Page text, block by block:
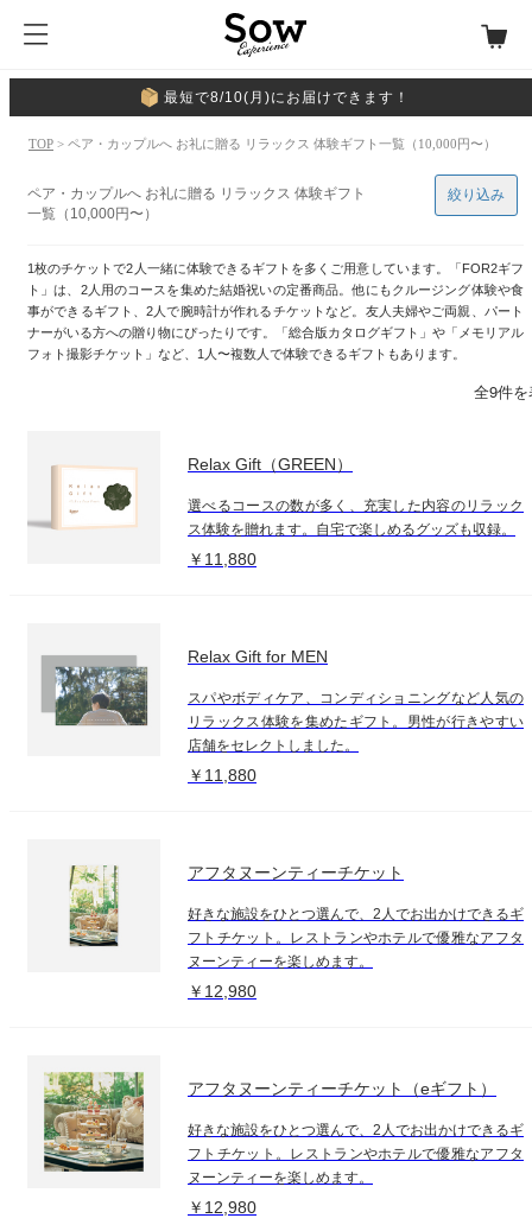
最短で8/10(月)にお届けできます！
TOP > ペア・カップルへ お礼に贈る リラックス 体験ギフト一覧（10,000円〜）
ペア・カップルへ お礼に贈る リラックス 体験ギフト
一覧（10,000円〜）
1枚のチケットで2人一緒に体験できるギフトを多くご用意しています。「FOR2ギフ
ト」は、2人用のコースを集めた結婚祝いの定番商品。他にもクルージング体験や食
事ができるギフト、2人で腕時計が作れるチケットなど。友人夫婦やご両親、パート
ナーがいる方への贈り物にぴったりです。「総合版カタログギフト」や「メモリアル
フォト撮影チケット」など、1人〜複数人で体験できるギフトもあります。
絞り込み
全9件
Relax Gift（GREEN）
選べるコースの数が多く、充実した内容のリラック
ス体験を贈れます。自宅で楽しめるグッズも収録。
￥11,880
Relax Gift for MEN
スパやボディケア、コンディショニングなど人気の
リラックス体験を集めたギフト。男性が行きやすい
店舗をセレクトしました。
￥11,880
アフタヌーンティーチケット
好きな施設をひとつ選んで、2人でお出かけできるギ
フトチケット。レストランやホテルで優雅なアフタ
ヌーンティーを楽しめます。
￥12,980
アフタヌーンティーチケット（eギフト）
好きな施設をひとつ選んで、2人でお出かけできるギ
フトチケット。レストランやホテルで優雅なアフタ
ヌーンティーを楽しめます。
￥12,980